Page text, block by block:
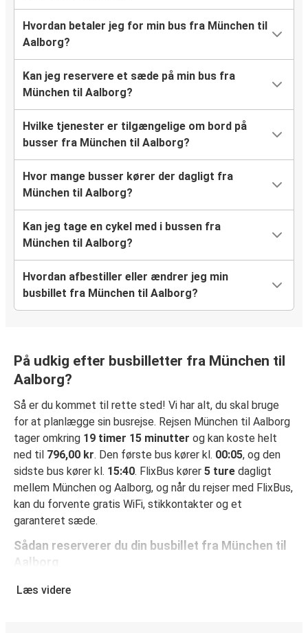
Hvordan betaler jeg for min bus fra München til
Aalborg?
Kan jeg reservere et sæde på min bus fra
München til Aalborg?
Hvilke tjenester er tilgængelige om bord på
busser fra München til Aalborg?
Hvor mange busser kører der dagligt fra
München til Aalborg?
Kan jeg tage en cykel med i bussen fra
München til Aalborg?
Hvordan afbestiller eller ændrer jeg min
busbillet fra München til Aalborg?
På udkig efter busbilletter fra München til
Aalborg?
Så er du kommet til rette sted! Vi har alt, du skal bruge
for at planlægge sin busrejse. Rejsen München til Aalborg
tager omkring 19 timer 15 minutter og kan koste helt
ned til 796,00 kr. Den første bus kører kl. 00:05, og den
sidste bus kører kl. 15:40. FlixBus kører 5 ture dagligt
mellem München og Aalborg, og når du rejser med FlixBus,
kan du forvente gratis WiFi, stikkontakter og et
garanteret sæde.
Sådan reserverer du din busbillet fra München til
Aalborg
Det er virkelig nemt at reserverer en billet hos FlixBus: på
Læs videre